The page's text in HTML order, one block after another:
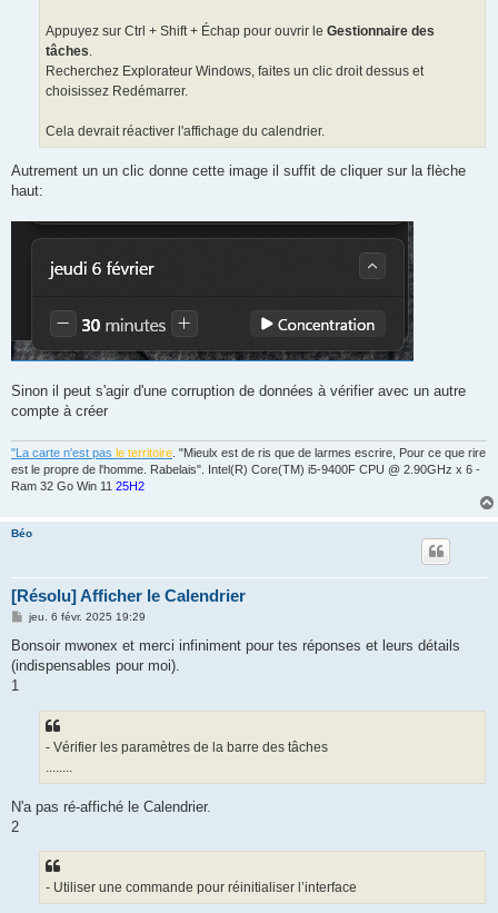
Appuyez sur Ctrl + Shift + Échap pour ouvrir le Gestionnaire des
tâches
Recherchez Explorateur Windows, faites un clic droit dessus et
choisissez Redémarrer.
Cela devrait réactiver l'affichage du calendrier.
Autrement un un clic donne cette image il suffit de cliquer sur la flèche
haut:
Sinon il peut s'agir d'une corruption de données à vérifier avec un autre
compte à créer
"La carte n'est pas le territoire . "Mieulx est de ris que de larmes escrire, Pour ce que rire
est le propre de l'homme. Rabelais". Intel(R) Core(TM) i5-9400F CPU @ 2.90GHz x 6 -
Ram 32 Go Win 11 25H2
Béo
[Résolu] Afficher le Calendrier
M
s
a
jeu. 6 févr. 2025 19:29
Bonsoir mwonex et merci infiniment pour tes réponses et leurs détails
(indispensables pour moi).
1
- Vérifier les paramètres de la barre des tâches
N'a pas ré-affiché le Calendrier.
2
- Utiliser une commande pour réinitialiser l’interface